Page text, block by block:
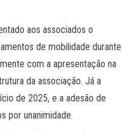
aos associados o
de mobilidade durante
com a apresentação na
da associação. Já a
de 2025, e a adesão de
por unanimidade.